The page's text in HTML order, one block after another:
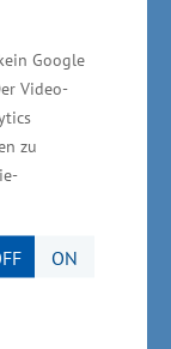
Google
Video-
zu
ON
beträgt im
2024 knapp
aus
(ESF). Die
bereit